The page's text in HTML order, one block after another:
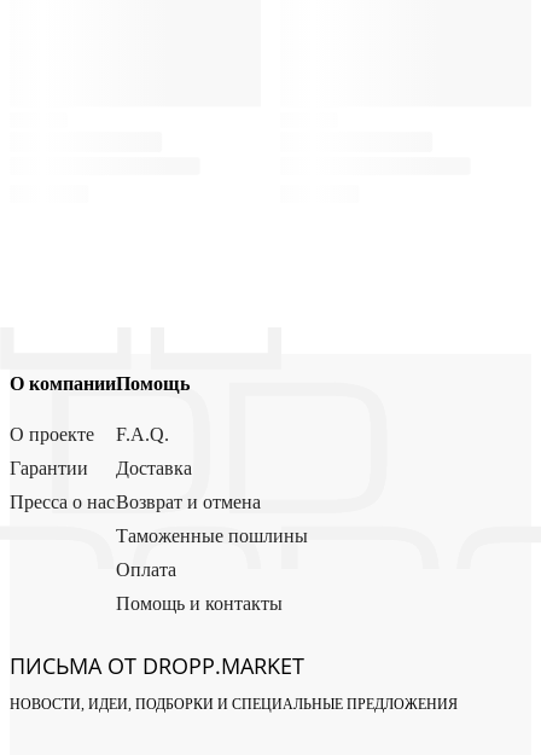
О компании
О проекте
Гарантии
Пресса о нас
Помощь
F.A.Q.
Доставка
Возврат и отмена
Таможенные пошлины
Оплата
Помощь и контакты
ПИСЬМА ОТ DROPP.MARKET
НОВОСТИ, ИДЕИ, ПОДБОРКИ И СПЕЦИАЛЬНЫЕ ПРЕДЛОЖЕНИЯ